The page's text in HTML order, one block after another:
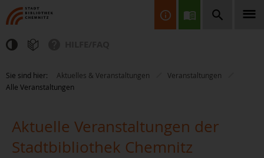
Finden Sie Informationen, Bücher, CDs & DVDs, Spiele, BluRays,
Zeitschriften und vieles mehr...
Sie sind hier: Aktuelles & Veranstaltungen
Veranstaltungen
Alle Veranstaltungen
Aktuelle Veranstaltungen der
Stadtbibliothek Chemnitz